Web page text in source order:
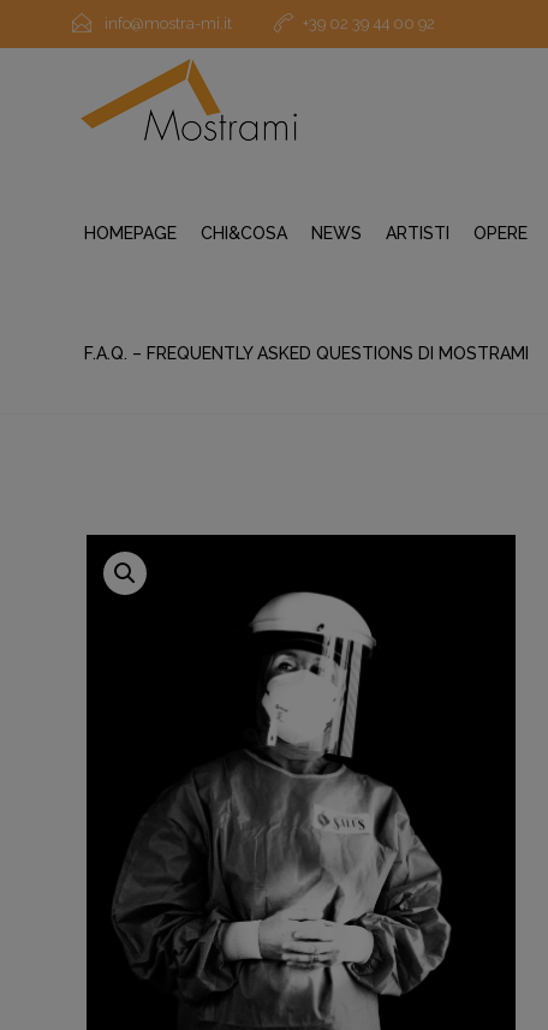
info@mostra-mi.it +39 02 39 44 00 92
HOMEPAGE CHI&COSA NEWS ARTISTI OPERE
F.A.Q. – FREQUENTLY ASKED QUESTIONS DI MOSTRAMI